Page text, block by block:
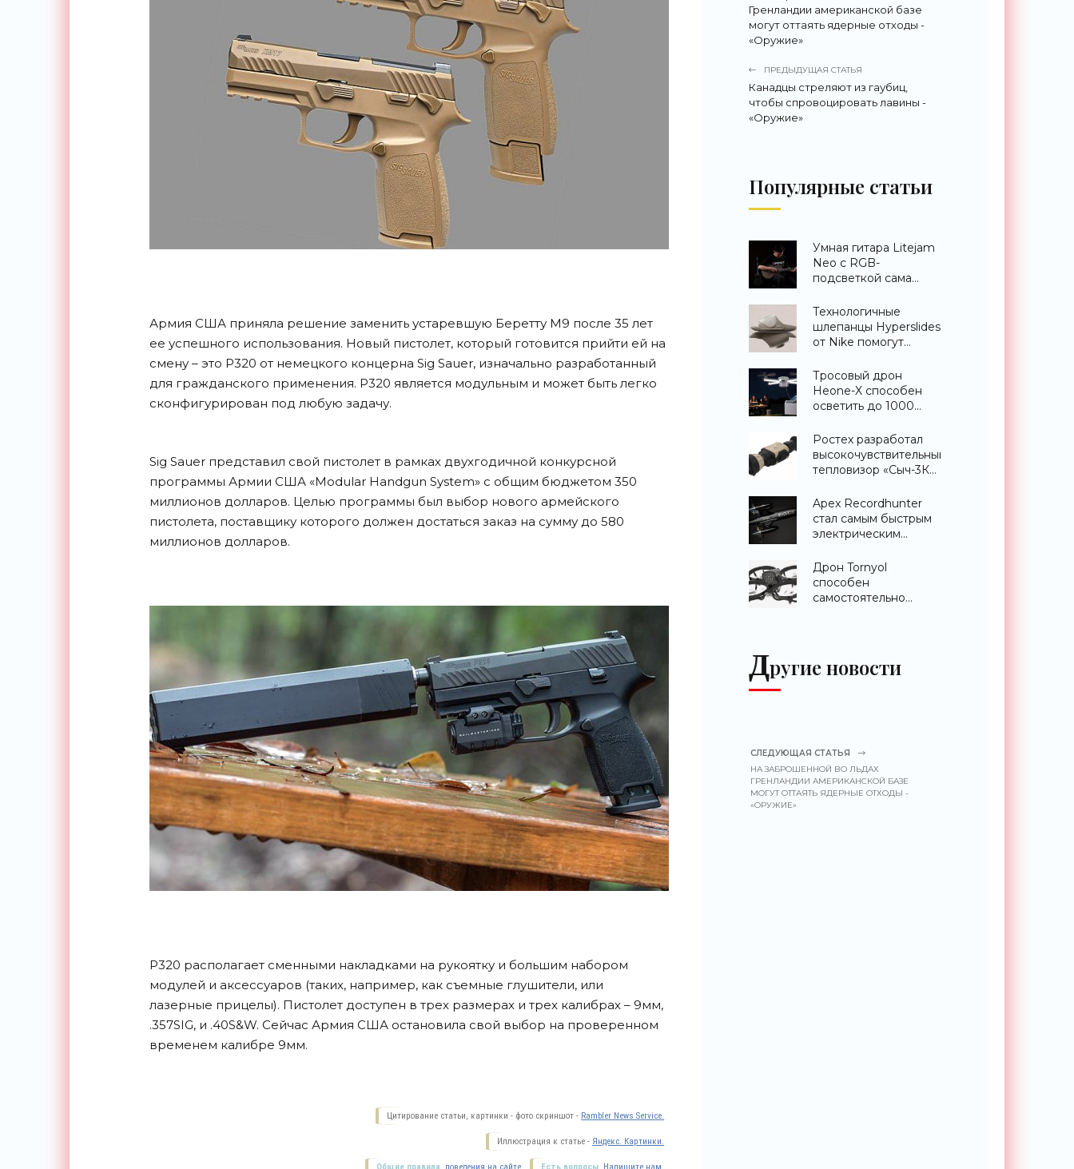
Армия США приняла решение заменить устаревшую Беретту М9 после 35 лет
ее успешного использования. Новый пистолет, который готовится прийти ей на
смену – это P320 от немецкого концерна Sig Sauer, изначально разработанный
для гражданского применения. P320 является модульным и может быть легко
сконфигурирован под любую задачу.
Sig Sauer представил свой пистолет в рамках двухгодичной конкурсной
программы Армии США «Modular Handgun System» с общим бюджетом 350
миллионов долларов. Целью программы был выбор нового армейского
пистолета, поставщику которого должен достаться заказ на сумму до 580
миллионов долларов.
P320 располагает сменными накладками на рукоятку и большим набором
модулей и аксессуаров (таких, например, как съемные глушители, или
лазерные прицелы). Пистолет доступен в трех размерах и трех калибрах – 9мм,
.357SIG, и .40S&W. Сейчас Армия США остановила свой выбор на проверенном
временем калибре 9мм.
Цитирование статьи, картинки - фото скриншот - Rambler News Service.
Иллюстрация к статье - Яндекс. Картинки.
Гренландии американской базе
могут оттаять ядерные отходы -
«Оружие»
ПРЕДЫДУЩАЯ СТАТЬЯ
Канадцы стреляют из гаубиц,
чтобы спровоцировать лавины -
«Оружие»
Популярные статьи
Умная гитара Litejam
Neo с RGB-
подсветкой сама
«Гаджеты»
Технологичные
шлепанцы Hyperslides
от Nike помогут
ноги после
тренировки -
«Гаджеты»
Тросовый дрон
Heone-X способен
осветить до 1000
земли -
«Беспилотники»
Ростех разработал
высокочувствительный
тепловизор «Сыч-3К»
распознавания до 2
км - «Гаджеты»
Apex Recordhunter
стал самым быстрым
электрическим
«Беспилотники»
Дрон Tornyol
способен
самостоятельно
Другие новости
СЛЕДУЮЩАЯ СТАТЬЯ
НА ЗАБРОШЕННОЙ ВО ЛЬДАХ
ГРЕНЛАНДИИ АМЕРИКАНСКОЙ БАЗЕ
МОГУТ ОТТАЯТЬ ЯДЕРНЫЕ ОТХОДЫ -
«ОРУЖИЕ»